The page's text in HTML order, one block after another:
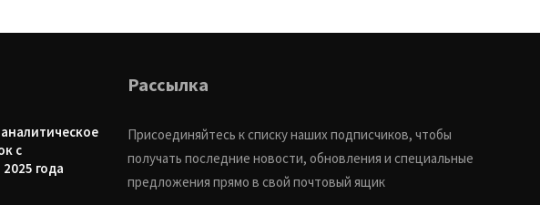
с
года
Рассылка
Присоединяйтесь к списку наших подписчиков, чтобы
получать последние новости, обновления и специальные
предложения прямо в свой почтовый ящик